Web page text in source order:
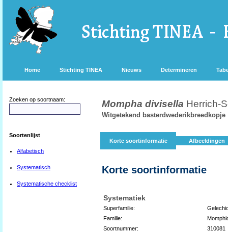
Home Stichting TINEA Nieuws Determineren
Zoeken op soortnaam:
Soortenlijst
Alfabetisch
Systematisch
Systematische checklist
Mompha divisella Herrich-
Witgetekend basterdwederikbreedkopje
Korte soortinformatie Afbeeldingen
Korte soortinformatie
Systematiek
Superfamilie:
Familie:
Soortnummer:
310081